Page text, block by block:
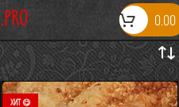
.PRO 0.00
ХИТ 😋